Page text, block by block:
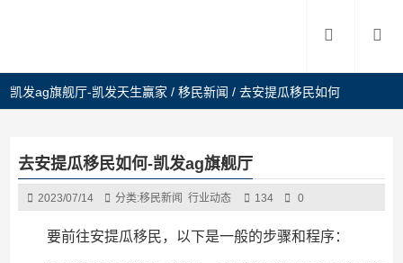
凯发ag旗舰厅-凯发天生赢家 /移民新闻 /去安提瓜移民如何
去安提瓜移民如何-凯发ag旗舰厅
2023/07/14 分类:移民新闻 行业动态 134 0
要前往安提瓜移民，以下是一般的步骤和程序：